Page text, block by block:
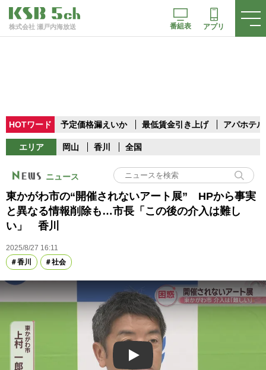
株式会社 瀬戸内海放送 番組表 アプリ
HOTワード 予定価格漏えいか 最低賃金引き上げ アパホテル
エリア 岡山 香川 全国
ニュース
東かがわ市の“開催されないアート展” HPから事実
と異なる情報削除も…市長「この後の介入は難し
い」 香川
2025/8/27 16:11
香川
社会
Play